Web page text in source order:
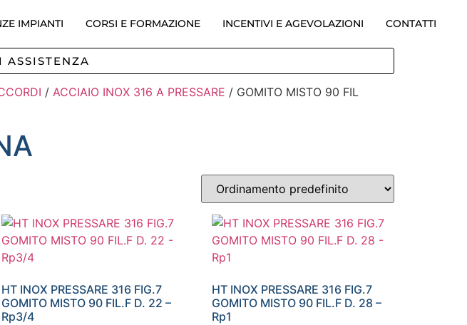
IMPIANTI CORSI E FORMAZIONE INCENTIVI E AGEVOLAZIONI CONTATTI
ASSISTENZA
/ ACCIAIO INOX 316 A PRESSARE / GOMITO MISTO 90 FIL
HT INOX PRESSARE 316 FIG.7
GOMITO MISTO 90 FIL.F D. 22 –
Rp3/4
HT INOX PRESSARE 316 FIG.7
GOMITO MISTO 90 FIL.F D. 28 –
Rp1